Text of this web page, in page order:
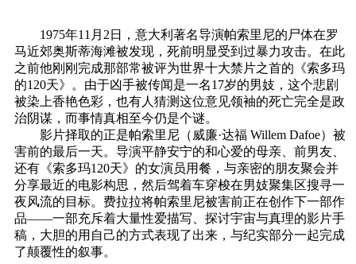
1975年11月2日，意大利著名导演帕索里尼的尸体在罗
马近郊奥斯蒂海滩被发现，死前明显受到过暴力攻击。在此
之前他刚刚完成那部常被评为世界十大禁片之首的《索多玛
的120天》。由于凶手被传闻是一名17岁的男妓，这个悲剧
被染上香艳色彩，也有人猜测这位意见领袖的死亡完全是政
治阴谋，而事情真相至今仍是个谜。
影片择取的正是帕索里尼（威廉·达福 Willem Dafoe）被
害前的最后一天。导演平静安宁的和心爱的母亲、前男友、
还有《索多玛120天》的女演员用餐，与亲密的朋友聚会并
分享最近的电影构思，然后驾着车穿梭在男妓聚集区搜寻一
夜风流的目标。费拉拉将帕索里尼被害前正在创作下一部作
品——一部充斥着大量性爱描写、探讨宇宙与真理的影片手
稿，大胆的用自己的方式表现了出来，与纪实部分一起完成
了颠覆性的叙事。